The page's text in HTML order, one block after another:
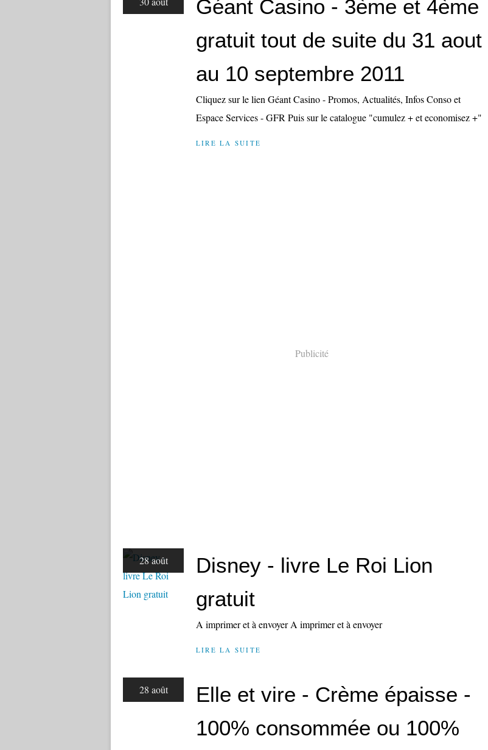
Géant Casino - 3ème et 4ème
gratuit tout de suite du 31 aout
au 10 septembre 2011
Cliquez sur le lien Géant Casino - Promos, Actualités, Infos Conso et
Espace Services - GFR Puis sur le catalogue "cumulez + et economisez +"
LIRE LA SUITE
Publicité
28 août
Disney - livre Le Roi Lion
gratuit
A imprimer et à envoyer A imprimer et à envoyer
LIRE LA SUITE
28 août
Elle et vire - Crème épaisse -
100% consommée ou 100%